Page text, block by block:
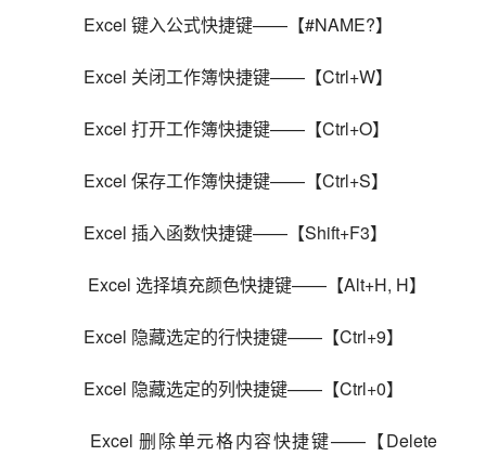
Excel 键入公式快捷键——【#NAME?】
Excel 关闭工作簿快捷键——【Ctrl+W】
Excel 打开工作簿快捷键——【Ctrl+O】
Excel 保存工作簿快捷键——【Ctrl+S】
Excel 插入函数快捷键——【Shift+F3】
Excel 选择填充颜色快捷键——【Alt+H, H】
Excel 隐藏选定的行快捷键——【Ctrl+9】
Excel 隐藏选定的列快捷键——【Ctrl+0】